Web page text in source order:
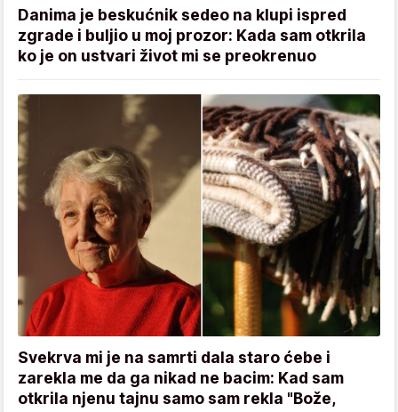
Danima je beskućnik sedeo na klupi ispred
zgrade i buljio u moj prozor: Kada sam otkrila
ko je on ustvari život mi se preokrenuo
Svekrva mi je na samrti dala staro ćebe i
zarekla me da ga nikad ne bacim: Kad sam
otkrila njenu tajnu samo sam rekla "Bože,